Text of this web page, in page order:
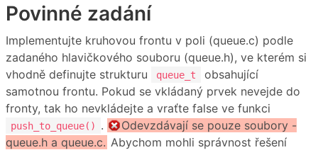
Povinné zadání
Implementujte kruhovou frontu v poli (queue.c) podle
zadaného hlavičkového souboru (queue.h), ve kterém si
vhodně definujte strukturu
queue_t
obsahující
samotnou frontu. Pokud se vkládaný prvek nevejde do
fronty, tak ho nevkládejte a vraťte false ve funkci
push_to_queue() .
Odevzdávají se pouze soubory -
queue.h a queue.c. Abychom mohli správnost řešení